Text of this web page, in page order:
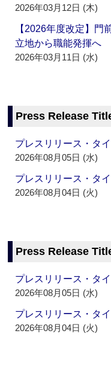
2026年03月12日 (木)
【2026年度改定】門
立地から職能発揮へ
2026年03月11日 (水)
Press Release
プレスリリース・タ
2026年08月05日 (水)
プレスリリース・タ
2026年08月04日 (火)
Press Release
プレスリリース・タ
2026年08月05日 (水)
プレスリリース・タ
2026年08月04日 (火)